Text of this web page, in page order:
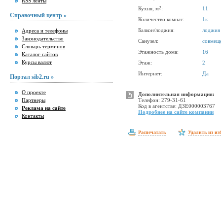
Справочный центр »
Адреса и телефоны
Законодательство
Словарь терминов
Каталог сайтов
Курсы валют
Портал sib2.ru »
О проекте
Партнеры
Реклама на сайте
Контакты
Кухня, м2 :
11
Количество комнат:
1к
Балкон/лоджия:
лоджия
Санузел:
Этажность дома:
16
Этаж:
2
Интернет:
Да
Дополнительная информация:
Телефон: 279-31-61
Код в агентстве: ДЗЕ000003767
Подробнее на сайте компании
Распечатать Удалить из